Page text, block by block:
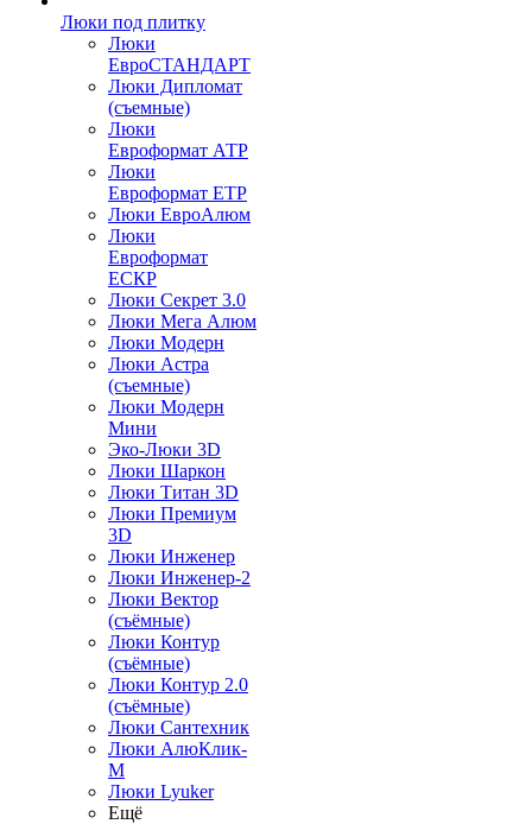
Люки под плитку
Люки
ЕвроСТАНДАРТ
Люки Дипломат
(съемные)
Люки
Евроформат АТР
Люки
Евроформат ЕТР
Люки ЕвроАлюм
Люки
Евроформат
ЕСКР
Люки Секрет 3.0
Люки Мега Алюм
Люки Модерн
Люки Астра
(съемные)
Люки Модерн
Мини
Эко-Люки 3D
Люки Шаркон
Люки Титан 3D
Люки Премиум
3D
Люки Инженер
Люки Инженер-2
Люки Вектор
(съёмные)
Люки Контур
(съёмные)
Люки Контур 2.0
(съёмные)
Люки Сантехник
Люки АлюКлик-
М
Люки Lyuker
Ещё